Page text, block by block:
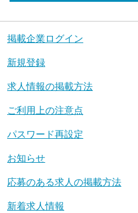
掲載企業ログイン
新規登録
求人情報の掲載方法
ご利用上の注意点
パスワード再設定
お知らせ
応募のある求人の掲載方法
新着求人情報